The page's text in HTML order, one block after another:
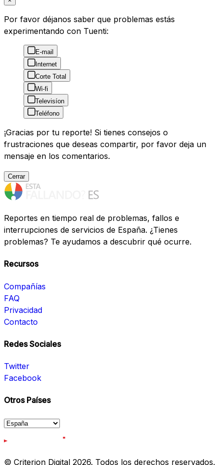
Por favor déjanos saber que problemas estás
experimentando con Tuenti:
E-mail
Internet
Corte Total
Wi-fi
Televisíon
Teléfono
¡Gracias por tu reporte! Si tienes consejos o
frustraciones que deseas compartir, por favor deja un
mensaje en los comentarios.
Cerrar
Reportes en tiempo real de problemas, fallos e
interrupciones de servicios de España. ¿Tienes
problemas? Te ayudamos a descubrir qué ocurre.
Recursos
Compañías
FAQ
Privacidad
Contacto
Redes Sociales
Twitter
Facebook
Otros Países
© Criterion Digital 2026. Todos los derechos reservados.